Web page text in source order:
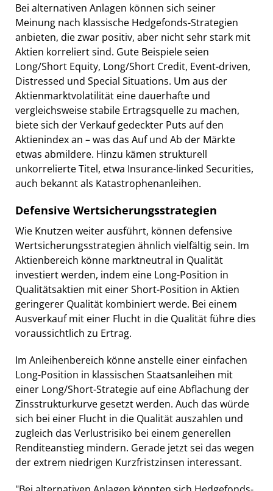
Bei alternativen Anlagen können sich seiner
Meinung nach klassische Hedgefonds-Strategien
anbieten, die zwar positiv, aber nicht sehr stark mit
Aktien korreliert sind. Gute Beispiele seien
Long/Short Equity, Long/Short Credit, Event-driven,
Distressed und Special Situations. Um aus der
Aktienmarktvolatilität eine dauerhafte und
vergleichsweise stabile Ertragsquelle zu machen,
biete sich der Verkauf gedeckter Puts auf den
Aktienindex an – was das Auf und Ab der Märkte
etwas abmildere. Hinzu kämen strukturell
unkorrelierte Titel, etwa Insurance-linked Securities,
auch bekannt als Katastrophenanleihen.
Defensive Wertsicherungsstrategien
Wie Knutzen weiter ausführt, können defensive
Wertsicherungsstrategien ähnlich vielfältig sein. Im
Aktienbereich könne marktneutral in Qualität
investiert werden, indem eine Long-Position in
Qualitätsaktien mit einer Short-Position in Aktien
geringerer Qualität kombiniert werde. Bei einem
Ausverkauf mit einer Flucht in die Qualität führe dies
voraussichtlich zu Ertrag.
Im Anleihenbereich könne anstelle einer einfachen
Long-Position in klassischen Staatsanleihen mit
einer Long/Short-Strategie auf eine Abflachung der
Zinsstrukturkurve gesetzt werden. Auch das würde
sich bei einer Flucht in die Qualität auszahlen und
zugleich das Verlustrisiko bei einem generellen
Renditeanstieg mindern. Gerade jetzt sei das wegen
der extrem niedrigen Kurzfristzinsen interessant.